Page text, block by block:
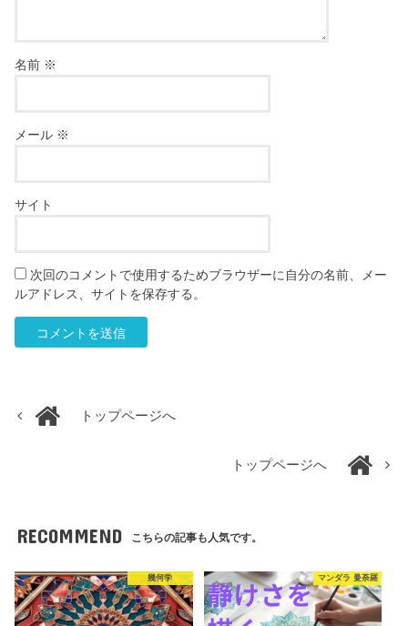
名前 ※
メール ※
サイト
次回のコメントで使用するためブラウザーに自分の名前、メー
ルアドレス、サイトを保存する。
トップページへ
トップページへ
RECOMMEND こちらの記事も人気です。
幾何学 マンダラ 曼荼羅